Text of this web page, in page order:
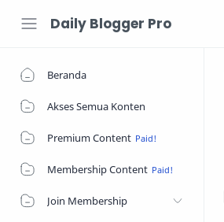
Daily Blogger Pro
Beranda
Akses Semua Konten
Premium Content
Membership Content
Join Membership